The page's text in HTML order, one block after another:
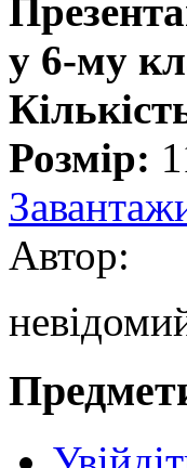
у 6-му
Розмір:
Автор: